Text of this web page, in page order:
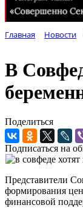
Главная Новости
В
Поделиться
Подписаться на
Представители
формирования
финансовой